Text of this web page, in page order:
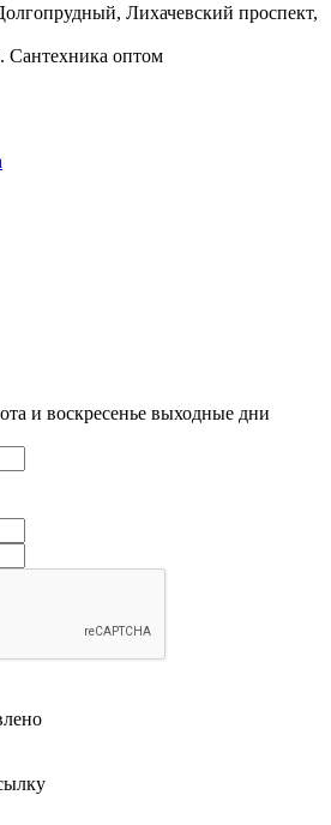
Лихачевский проспект,
оптом
и воскресенье выходные дни